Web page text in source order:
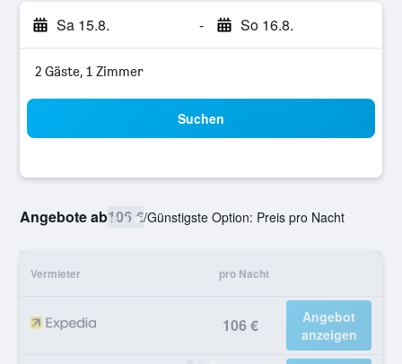
Sa 15.8. - So 16.8.
2 Gäste, 1 Zimmer
Suchen
Angebote ab106 €/Günstigste Option: Preis pro Nacht
Vermieter pro Nacht
106 €
Angebot
anzeigen